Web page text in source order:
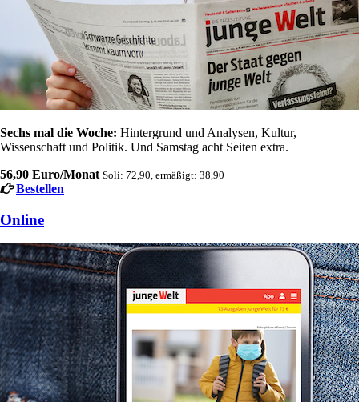
Sechs mal die Woche: Hintergrund und Analysen, Kultur,
Wissenschaft und Politik. Und Samstag acht Seiten extra.
56,90 Euro/Monat Soli: 72,90, ermäßigt: 38,90
Bestellen
Online